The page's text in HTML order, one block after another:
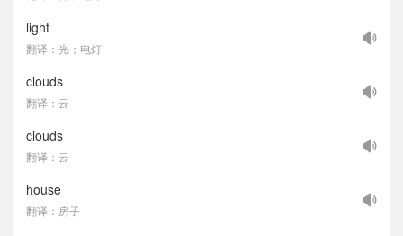
light
翻译：光；电灯
clouds
翻译：云
clouds
翻译：云
house
翻译：房子